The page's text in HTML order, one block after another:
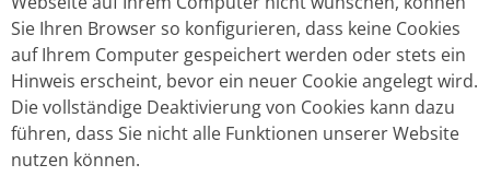
Sie Ihren Browser so konfigurieren, dass keine Cookies
auf Ihrem Computer gespeichert werden oder stets ein
Hinweis erscheint, bevor ein neuer Cookie angelegt wird.
Die vollständige Deaktivierung von Cookies kann dazu
führen, dass Sie nicht alle Funktionen unserer Website
nutzen können.